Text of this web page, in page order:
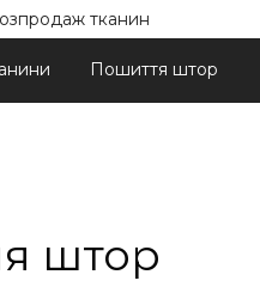
тканин
Пошиття штор
штор